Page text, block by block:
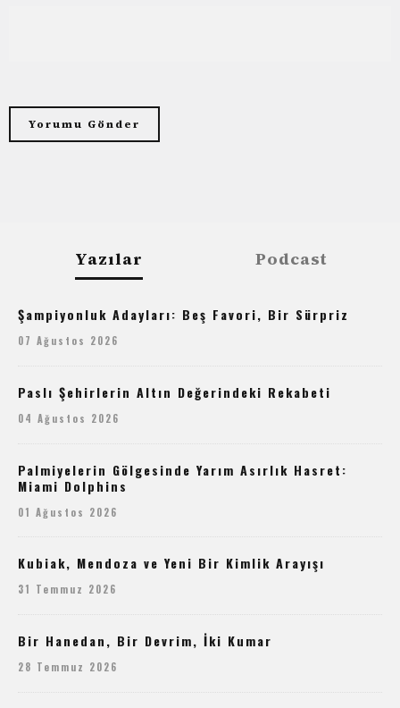
Yazılar Podcast
Şampiyonluk Adayları: Beş Favori, Bir Sürpriz
07 Ağustos 2026
Paslı Şehirlerin Altın Değerindeki Rekabeti
04 Ağustos 2026
Palmiyelerin Gölgesinde Yarım Asırlık Hasret:
Miami Dolphins
01 Ağustos 2026
Kubiak, Mendoza ve Yeni Bir Kimlik Arayışı
31 Temmuz 2026
Bir Hanedan, Bir Devrim, İki Kumar
28 Temmuz 2026